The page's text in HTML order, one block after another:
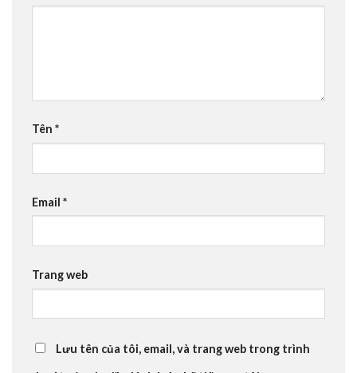
Tên *
Email *
Trang web
Lưu tên của tôi, email, và trang web trong trình